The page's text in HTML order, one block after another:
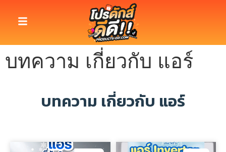
บทความ เกี่ยวกับ แอร์
บทความ เกี่ยวกับ แอร์